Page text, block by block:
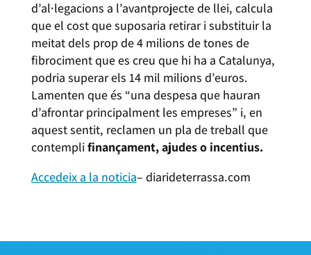
d’al·legacions a l’avantprojecte de llei, calcula
que el cost que suposaria retirar i substituir la
meitat dels prop de 4 milions de tones de
fibrociment que es creu que hi ha a Catalunya,
podria superar els 14 mil milions d’euros.
Lamenten que és “una despesa que hauran
d’afrontar principalment les empreses” i, en
aquest sentit, reclamen un pla de treball que
contemplifinançament, ajudes o incentius.
Accedeix a la noticia– diarideterrassa.com